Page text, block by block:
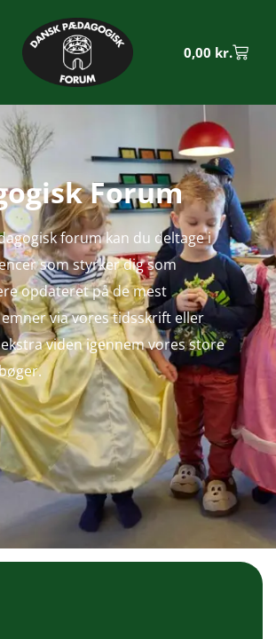
0,00 kr.
Forum
forum kan du deltage i
som styrker dig som
opdateret på de mest
via vores tidsskrift eller
viden igennem vores store